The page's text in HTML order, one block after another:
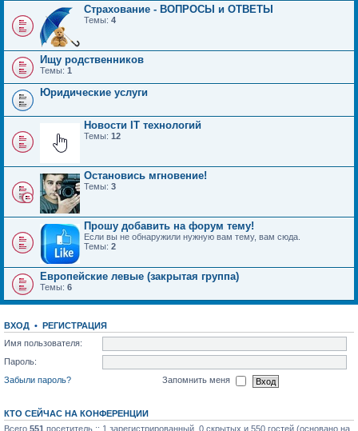
Страхование - ВОПРОСЫ и ОТВЕТЫ
Темы: 4
Ищу родственников
Темы: 1
Юридические услуги
Новости IT технологий
Темы: 12
Остановись мгновение!
Темы: 3
Прошу добавить на форум тему!
Если вы не обнаружили нужную вам тему, вам сюда.
Темы: 2
Европейские левые (закрытая группа)
Темы: 6
ВХОД • РЕГИСТРАЦИЯ
Имя пользователя:
Пароль:
Забыли пароль?
Запомнить меня
КТО СЕЙЧАС НА КОНФЕРЕНЦИИ
Всего 551 посетитель :: 1 зарегистрированный, 0 скрытых и 550 гостей (основано на